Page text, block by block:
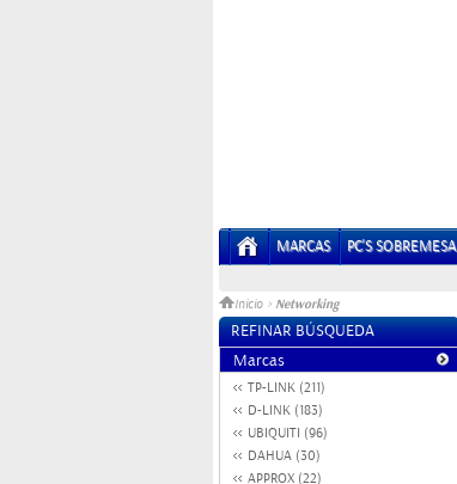
MARCAS PC'S SOBREMESA
Inicio > Networking
REFINAR BÚSQUEDA
Marcas
TP-LINK (211)
D-LINK (183)
UBIQUITI (96)
DAHUA (30)
APPROX (22)